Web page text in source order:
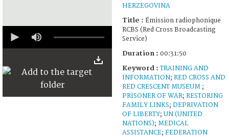
seconds
50
HERZEGOVINA
Title : Émission radiophonique
RCBS (Red Cross Broadcasting
Service)
Duration : 00:31:50
Keyword :TRAINING AND
INFORMATION; RED CROSS AND
RED CRESCENT MUSEUM ;
PRISONER OF WAR; RESTORING
FAMILY LINKS; DEPRIVATION
OF LIBERTY; UN (UNITED
NATIONS); MEDICAL
ASSISTANCE; FEDERATION